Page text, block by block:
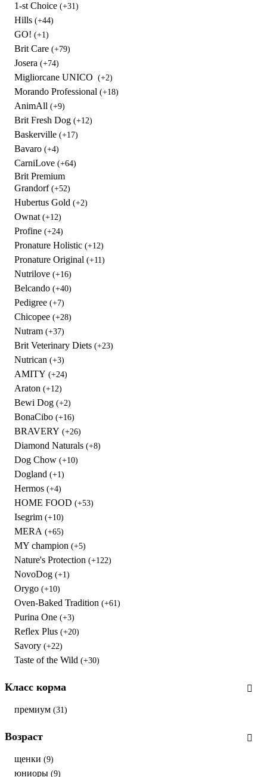
1-st Choice (+31)
Hills (+44)
GO! (+1)
Brit Care (+79)
Josera (+74)
Migliorcane UNICO (+2)
Morando Professional (+18)
AnimAll (+9)
Brit Fresh Dog (+12)
Baskerville (+17)
Bavaro (+4)
CarniLove (+64)
Brit Premium
Grandorf (+52)
Hubertus Gold (+2)
Ownat (+12)
Profine (+24)
Pronature Holistic (+12)
Pronature Original (+11)
Nutrilove (+16)
Belcando (+40)
Pedigree (+7)
Chicopee (+28)
Nutram (+37)
Brit Veterinary Diets (+23)
Nutrican (+3)
AMITY (+24)
Araton (+12)
Bewi Dog (+2)
BonaCibo (+16)
BRAVERY (+26)
Diamond Naturals (+8)
Dog Chow (+10)
Dogland (+1)
Hermos (+4)
HOME FOOD (+53)
Isegrim (+10)
MERA (+65)
MY champion (+5)
Nature's Protection (+122)
NovoDog (+1)
Orygo (+10)
Oven-Baked Tradition (+61)
Purina One (+3)
Reflex Plus (+20)
Savory (+22)
Taste of the Wild (+30)
Класс корма
премиум (31)
Возраст
щенки (9)
юниоры (9)